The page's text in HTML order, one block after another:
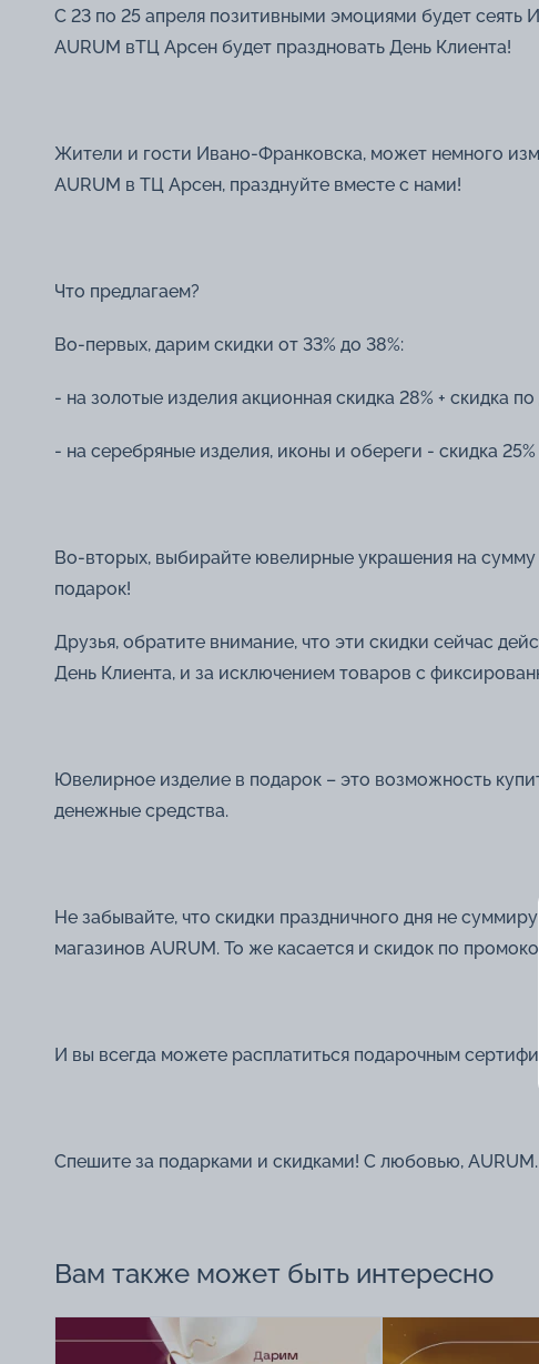
С 23 по 25 апреля позитивными эмоциями будет
AURUM вТЦ Арсен будет праздновать День Клиента!
Жители и гости Ивано-Франковска, может немного
AURUM в ТЦ Арсен, празднуйте вместе с нами!
Что предлагаем?
Во-первых, дарим скидки от 33% до 38%:
- на золотые изделия акционная скидка 28% + скидка
- на серебряные изделия, иконы и обереги - скидка
Во-вторых, выбирайте ювелирные украшения на
подарок!
Друзья, обратите внимание, что эти скидки сейчас
День Клиента, и за исключением товаров с
Ювелирное изделие в подарок – это возможность
денежные средства.
Не забывайте, что скидки праздничного дня не
магазинов AURUM. То же касается и скидок по
И вы всегда можете расплатиться подарочным
Спешите за подарками и скидками! С любовью, AURUM.
Вам также может быть интересно